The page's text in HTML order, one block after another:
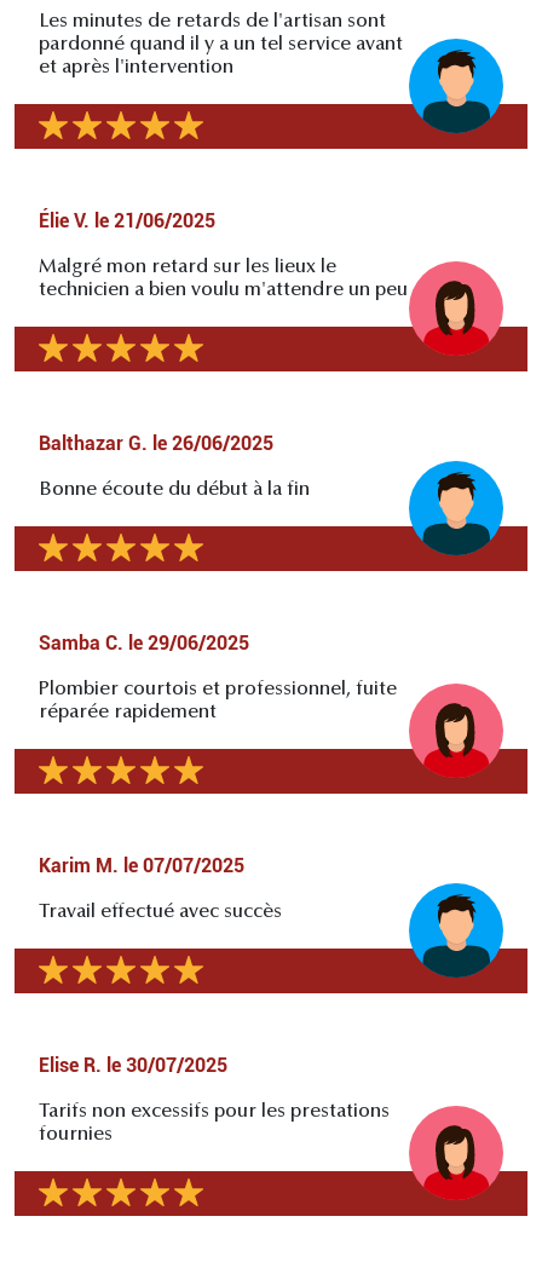
Les minutes de retards de l'artisan sont
pardonné quand il y a un tel service avant
et après l'intervention
Élie V. le 21/06/2025
Malgré mon retard sur les lieux le
technicien a bien voulu m'attendre un peu
Balthazar G. le 26/06/2025
Bonne écoute du début à la fin
Samba C. le 29/06/2025
Plombier courtois et professionnel, fuite
réparée rapidement
Karim M. le 07/07/2025
Travail effectué avec succès
Elise R. le 30/07/2025
Tarifs non excessifs pour les prestations
fournies